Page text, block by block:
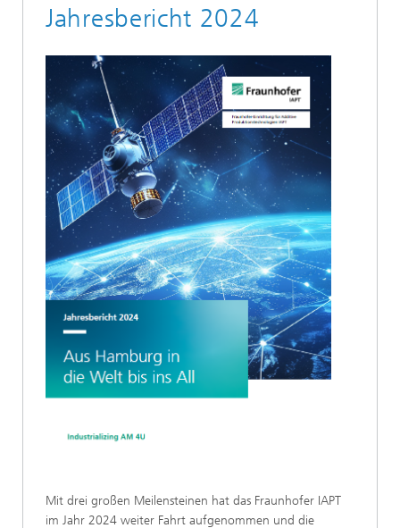
Jahresbericht 2024
Mit drei großen Meilensteinen hat das Fraunhofer IAPT
im Jahr 2024 weiter Fahrt aufgenommen und die